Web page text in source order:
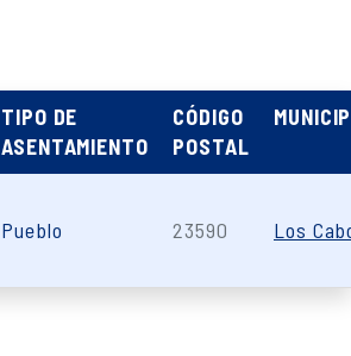
TIPO DE
ASENTAMIENTO
CÓDIGO
POSTAL
Pueblo
23590 Los